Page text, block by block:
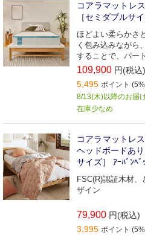
コアラマットレ
［セミダブルサ
ほどよい柔らかさ
く包み込みながら
することで、パー
ぐっすり。
109,900 円(税込)
5,495 ポイント
8/13(木)以降のお届
在庫少なめ
コアラマットレ
ヘッドボードあ
サイズ］ ｱｰﾊﾞﾝﾍﾞ
FSC(R)認証木材
ザイン
79,900 円(税込)
3,995 ポイント